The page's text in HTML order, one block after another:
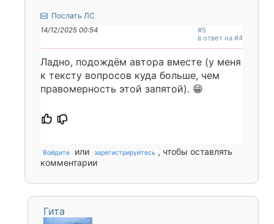
Послать ЛС
14/12/2025 00:54
#5
в ответ на #4
Ладно, подождём автора вместе (у меня
к тексту вопросов куда больше, чем
правомерность этой запятой). 😁
Войдите или зарегистрируйтесь , чтобы оставлять
комментарии
Гита